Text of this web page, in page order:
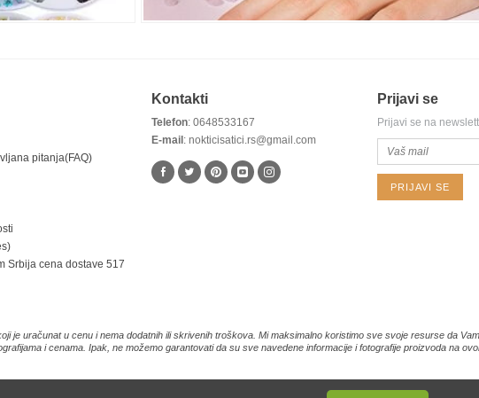
pitanja(FAQ)
Srbija cena dostave 517
Kontakti
Telefon: 0648533167
E-mail: nokticisatici.rs@gmail.com
Prijavi se
Prijavi se na
PRIJAVI SE
je uračunat u cenu i nema dodatnih ili skrivenih troškova. Mi maksimalno koristimo sve svoje resurse da
i cenama. Ipak, ne možemo garantovati da su sve navedene informacije i fotografije proizvoda na